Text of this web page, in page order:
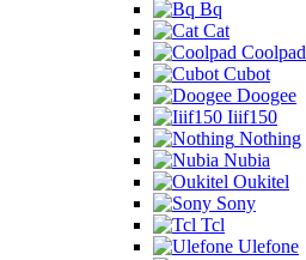
Bq
Cat
Coolpad
Cubot
Doogee
Iiif150
Nothing
Nubia
Oukitel
Sony
Tcl
Ulefone